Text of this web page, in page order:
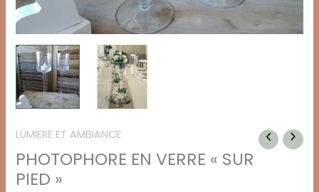
LUMIERE ET AMBIANCE
PHOTOPHORE EN VERRE « SUR
PIED »